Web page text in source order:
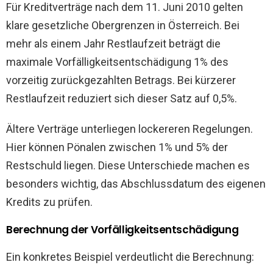
Für Kreditverträge nach dem 11. Juni 2010 gelten
klare gesetzliche Obergrenzen in Österreich. Bei
mehr als einem Jahr Restlaufzeit beträgt die
maximale Vorfälligkeitsentschädigung 1% des
vorzeitig zurückgezahlten Betrags. Bei kürzerer
Restlaufzeit reduziert sich dieser Satz auf 0,5%.
Ältere Verträge unterliegen lockereren Regelungen.
Hier können Pönalen zwischen 1% und 5% der
Restschuld liegen. Diese Unterschiede machen es
besonders wichtig, das Abschlussdatum des eigenen
Kredits zu prüfen.
Berechnung der Vorfälligkeitsentschädigung
Ein konkretes Beispiel verdeutlicht die Berechnung: